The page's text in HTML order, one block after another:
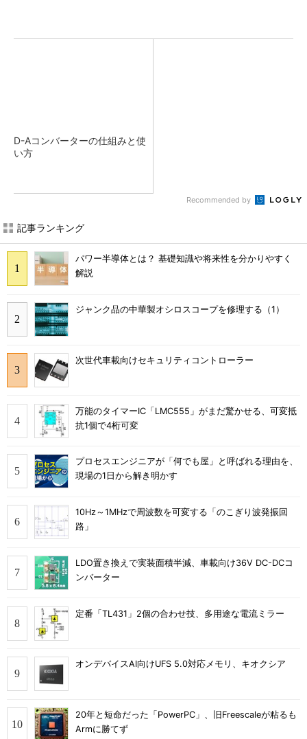
D-Aコンバーターの仕組みと使
い方
Recommended by
記事ランキング
パワー半導体とは？ 基礎知識や将来性を分かりやすく
解説
ジャンク品の中華製オシロスコープを修理する（1）
次世代車載向けセキュリティコントローラー
万能のタイマーIC「LMC555」がまだ驚かせる、可変抵
抗1個で4桁可変
プロセスエンジニアが「何でも屋」と呼ばれる理由を、
現場の1日から解き明かす
10Hz～1MHzで周波数を可変する「のこぎり波発振回
路」
LDO置き換えで実装面積半減、車載向け36V DC-DCコ
ンバーター
定番「TL431」2個の合わせ技、多用途な電流ミラー
オンデバイスAI向けUFS 5.0対応メモリ、キオクシア
20年と短命だった「PowerPC」、旧Freescaleが粘るも
Armに勝てず